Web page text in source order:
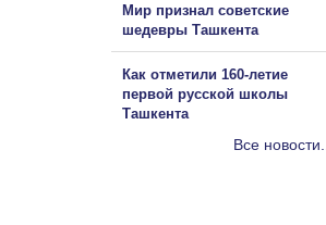
Мир признал советские
шедевры Ташкента
Как отметили 160-летие
первой русской школы
Ташкента
Все новости...